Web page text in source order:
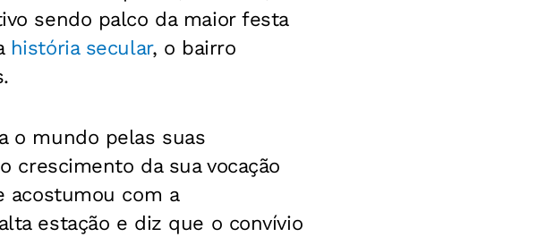
sendo palco da maior festa
história secular, o bairro
o mundo pelas suas
crescimento da sua vocação
acostumou com a
estação e diz que o convívio